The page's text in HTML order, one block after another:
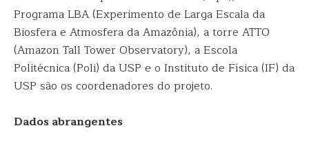
Programa LBA (Experimento de Larga Escala da
Biosfera e Atmosfera da Amazônia), a torre ATTO
(Amazon Tall Tower Observatory), a Escola
Politécnica (Poli) da USP e o Instituto de Física (IF) da
USP são os coordenadores do projeto.
Dados abrangentes